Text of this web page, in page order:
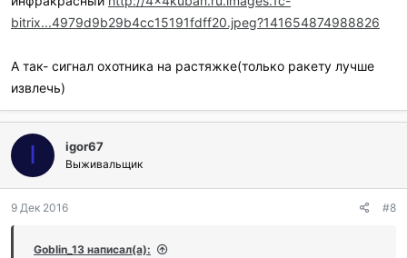
bitrix...4979d9b29b4cc15191fdff20.jpeg?141654874988826
А так- сигнал охотника на растяжке(только ракету лучше
извлечь)
I igor67
Выживальщик
9 Дек 2016 #8
Goblin_13 написал(а):